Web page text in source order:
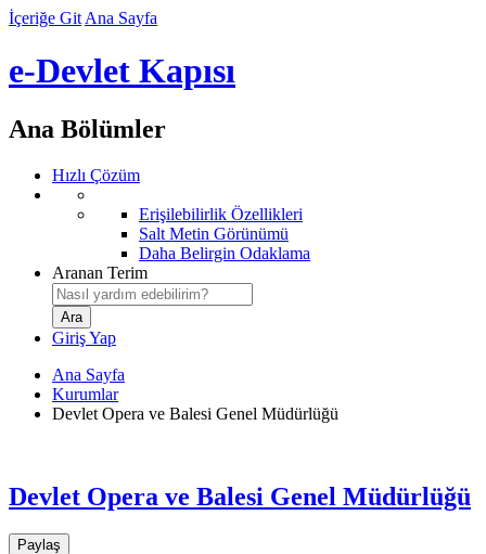
İçeriğe Git Ana Sayfa
e-Devlet Kapısı
Ana Bölümler
Hızlı Çözüm
Erişilebilirlik Özellikleri
Salt Metin Görünümü
Daha Belirgin Odaklama
Aranan Terim
Giriş Yap
Ana Sayfa
Kurumlar
Devlet Opera ve Balesi Genel Müdürlüğü
Devlet Opera ve Balesi Genel Müdürlüğü
Paylaş